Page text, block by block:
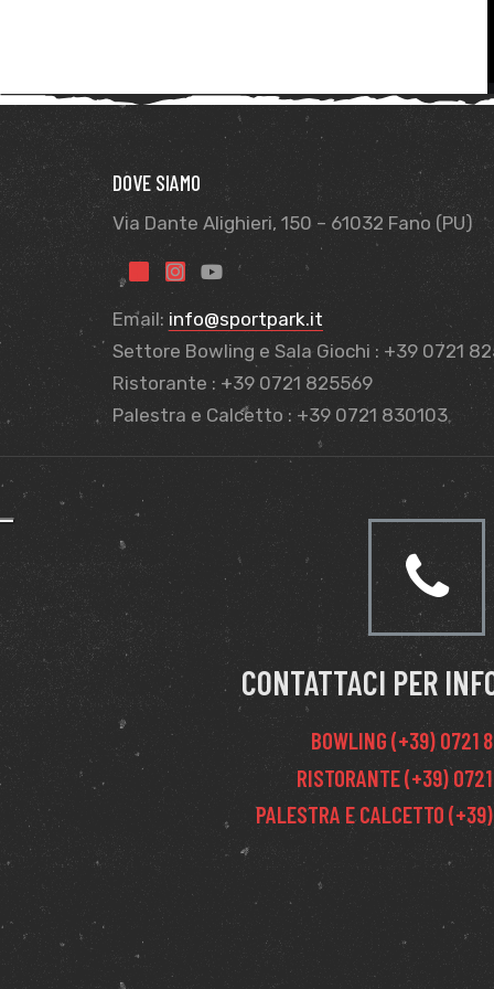
DOVE SIAMO
Via Dante Alighieri, 150 – 61032 Fano (PU)
Email: info@sportpark.it
Settore Bowling e Sala Giochi : +39 0721
Ristorante : +39 0721 825569
Palestra e Calcetto : +39 0721 830103
CONTATTACI PER
BOWLING (+39) 0721
RISTORANTE (+39)
PALESTRA E CALCETTO